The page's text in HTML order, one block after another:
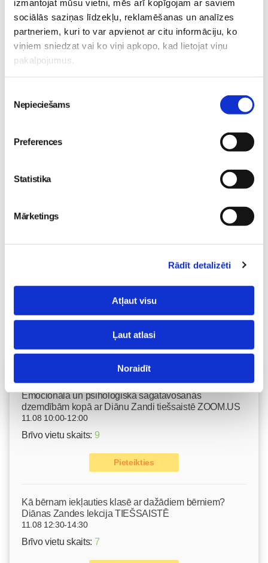
izmantojat mūsu vietni, mēs arī kopīgojam ar saviem
sociālās saziņas līdzekļu, reklamēšanas un analīzes
partneriem, kuri to var apvienot ar citu informāciju, ko
viņiem sniedzat vai ko viņi apkopo, kad lietojat viņu
pakalpojumus.
izvēle
Nepieciešams
Preferences
Statistika
Mārketings
Rādīt detalizēti
Atļaut visu
Ļaut atlasi
Noraidīt
Dāmu Projekts 2026 -
Sieviešu iedvesmas
Kļūsti par Freemore
produktu testētāju!
5 svarīgi soļi, lai bērns
Vecāku skola
Emocionālā un psiholoģiskā sagatavošanās
dzemdībām kopā ar Diānu Zandi tiešsaistē ZOOM.US
11.08 10:00-12:00
Brīvo vietu skaits: 9
Pieteikties
Kā bērnam iekļauties klasē ar dažādiem bērniem?
Diānas Zandes lekcija TIEŠSAISTĒ
11.08 12:30-14:30
Brīvo vietu skaits: 7